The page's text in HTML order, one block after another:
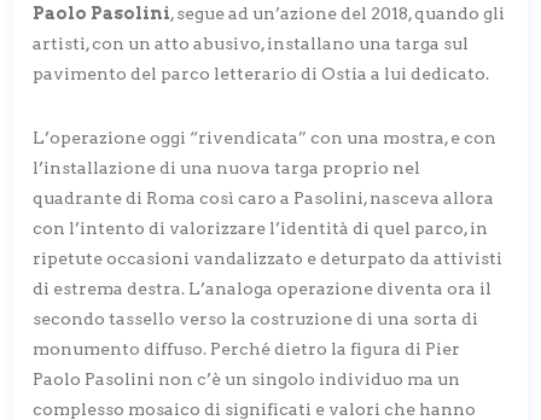
Paolo Pasolini, segue ad un’azione del 2018, quando gli
artisti, con un atto abusivo, installano una targa sul
pavimento del parco letterario di Ostia a lui dedicato.
L’operazione oggi “rivendicata” con una mostra, e con
l’installazione di una nuova targa proprio nel
quadrante di Roma così caro a Pasolini, nasceva allora
con l’intento di valorizzare l’identità di quel parco, in
ripetute occasioni vandalizzato e deturpato da attivisti
di estrema destra. L’analoga operazione diventa ora il
secondo tassello verso la costruzione di una sorta di
monumento diffuso. Perché dietro la figura di Pier
Paolo Pasolini non c’è un singolo individuo ma un
complesso mosaico di significati e valori che hanno